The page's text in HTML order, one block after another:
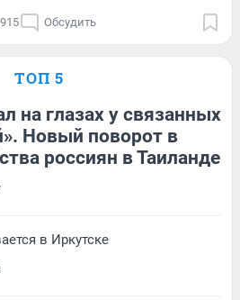
Обсудить
ТОП 5
на глазах у связанных
Новый поворот в
россиян в Таиланде
в Иркутске